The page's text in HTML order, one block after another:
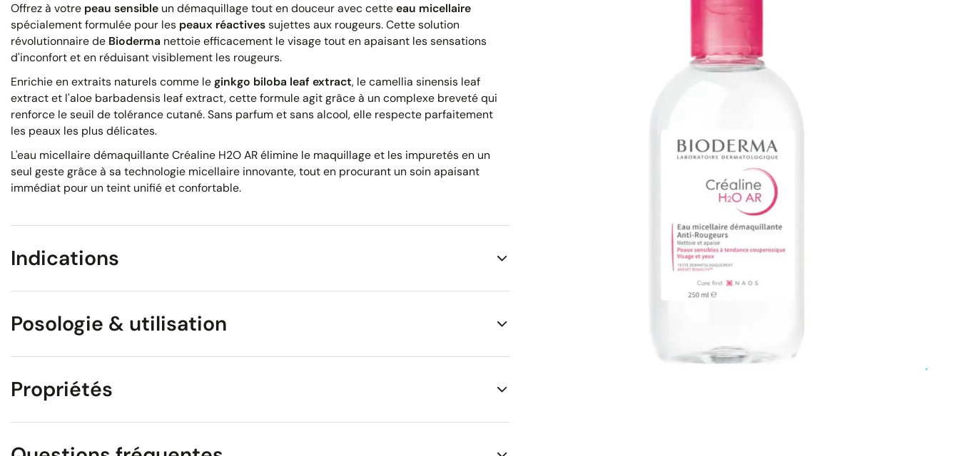
Offrez à votre peau sensible un démaquillage tout en douceur avec cetteeau micellaire
spécialement formulée pour les peaux réactivessujettes aux rougeurs. Cette solution
révolutionnaire de Bioderma nettoie efficacement le visage tout en apaisant les sensations
d'inconfort et en réduisant visiblement les rougeurs.
Enrichie en extraits naturels comme leginkgo biloba leaf extract, le camellia sinensis leaf
extract et l'aloe barbadensis leaf extract, cette formule agit grâce à un complexe breveté qui
renforce le seuil de tolérance cutané. Sans parfum et sans alcool, elle respecte parfaitement
les peaux les plus délicates.
L'eau micellaire démaquillante Créaline H2O AR élimine le maquillage et les impuretés en un
seul geste grâce à sa technologie micellaire innovante, tout en procurant un soin apaisant
immédiat pour un teint unifié et confortable.
Indications
Posologie & utilisation
Propriétés